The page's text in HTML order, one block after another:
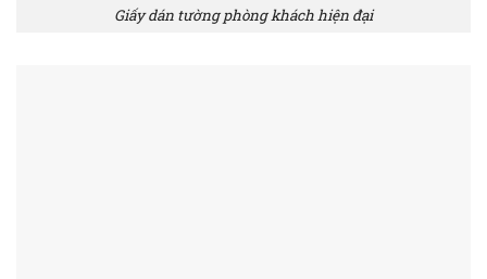
Giấy dán tường phòng khách hiện đại